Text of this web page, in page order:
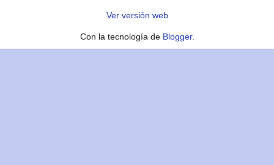
Ver versión web
Con la tecnología de Blogger.